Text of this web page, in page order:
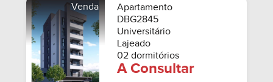
Venda
Apartamento
DBG2845
Universitário
Lajeado
02 dormitórios
A Consultar